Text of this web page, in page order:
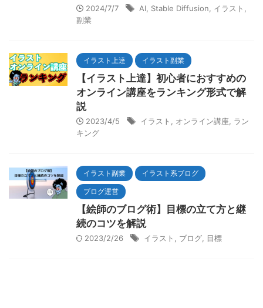
2024/7/7 AI Stable Diffusion イラスト
副業
イラスト上達 イラスト副業
【イラスト上達】初心者におすすめの
オンライン講座をランキング形式で解
説
2023/4/5 イラスト オンライン講座
ラン
キング
イラスト副業 イラスト系ブログ
ブログ運営
【絵師のブログ術】目標の立て方と継
続のコツを解説
2023/2/26 イラスト ブログ 目標